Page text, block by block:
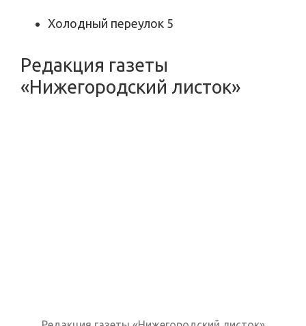
Холодный переулок 5
Редакция газеты
«Нижегородский листок»